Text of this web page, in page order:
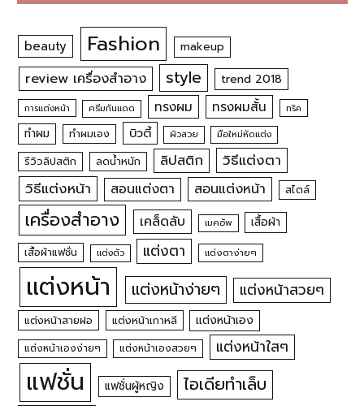
beauty Fashion makeup
review เครื่องสำอาง style trend 2018
การแต่งหน้า ครีมกันแดด ทรงผม ทรงผมสั้น ทริค
ทำผม ทำผมเอง บิวตี้ ผิวสวย มือใหม่หัดแต่ง
รีวิวลิปสติก ลดน้ำหนัก ลิปสติก
วิธีแต่งตา
วิธีแต่งหน้า
สอนแต่งตา สอนแต่งหน้า สไตล์
เครื่องสำอาง เคล็ดลับ เมคอัพ เสื้อผ้า
เสื้อผ้าแฟชั่น แต่งตัว แต่งตา แต่งตาง่ายๆ
แต่งหน้า แต่งหน้าง่ายๆ แต่งหน้าสวยๆ
แต่งหน้าสายฝอ แต่งหน้าเกาหลี แต่งหน้าเอง
แต่งหน้าเองง่ายๆ แต่งหน้าเองสวยๆ แต่งหน้าใสๆ
แฟชั่น แฟชั่นผู้หญิง ไอเดียทำเล็บ